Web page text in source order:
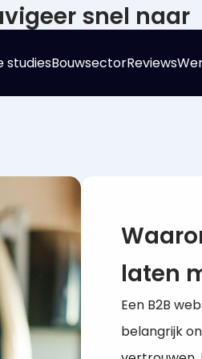
snel naar
studiesBouwsectorReviews
laten
Een B2B
belangrijk